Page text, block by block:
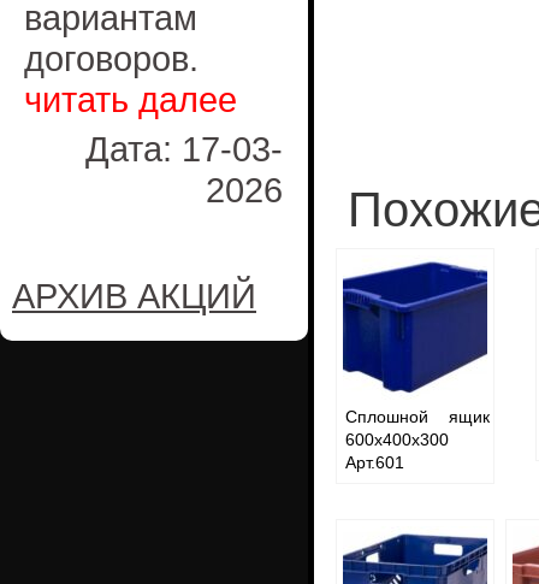
вариантам
договоров.
читать далее
Дата: 17-03-
2026
АРХИВ АКЦИЙ
Сплошной ящик
600x400x300
Арт.601